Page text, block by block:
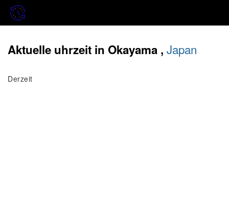
Aktuelle uhrzeit in Okayama , Japan
Derzeit